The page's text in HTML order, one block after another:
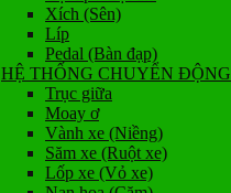
Xích (Sên)
Líp
Pedal (Bàn đạp)
HỆ THỐNG CHUYỂN ĐỘNG
Trục giữa
Moay ơ
Vành xe (Niềng)
Săm xe (Ruột xe)
Lốp xe (Vỏ xe)